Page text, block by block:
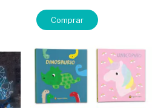
Comprar